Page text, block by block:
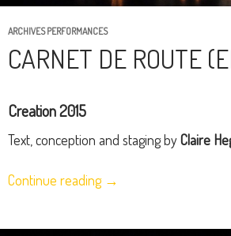
ARCHIVES PERFORMANCES
CARNET DE ROUTE
Creation 2015
Text, conception and staging byClaire
Continue reading →